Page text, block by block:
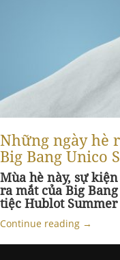
Những ngày hè
Big Bang Unico
Mùa hè này, sự
ra mắt của Big
tiệc Hublot
Continue reading →